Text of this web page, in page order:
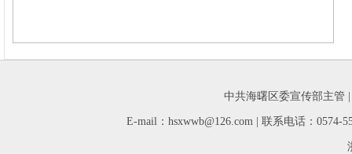
中共海曙区委宣传部主管
E-mail：hsxwwb@126.com | 联系电话：